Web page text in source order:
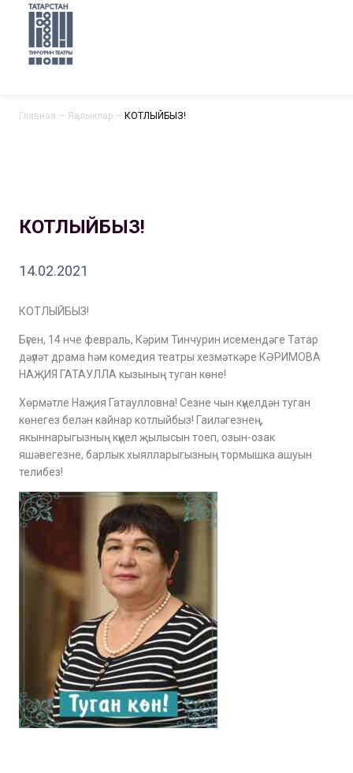
Главная — Яңалыклар — КОТЛЫЙБЫЗ!
КОТЛЫЙБЫЗ!
14.02.2021
КОТЛЫЙБЫЗ!
Бүген, 14 нче февраль, Кәрим Тинчурин исемендәге Татар
дәүләт драма һәм комедия театры хезмәткәре КӘРИМОВА
НАҖИЯ ГАТАУЛЛА кызының туган көне!
Хөрмәтле Наҗия Гатаулловна! Сезне чын күңелдән туган
көнегез белән кайнар котлыйбыз! Гаиләгезнең,
якыннарыгызның күңел җылысын тоеп, озын-озак
яшәвегезне, барлык хыялларыгызның тормышка ашуын
телибез!